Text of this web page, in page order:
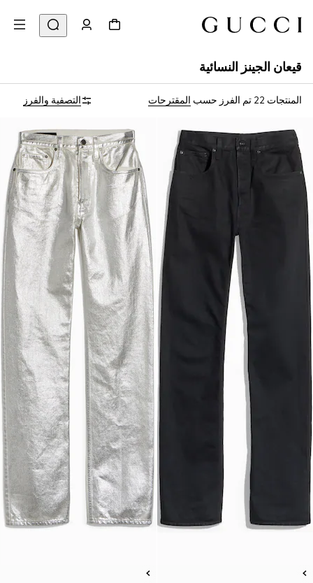
قيعان الجينز النسائية
المنتجات 22 تم الفرز حسب المقترحات التصفية والفرز